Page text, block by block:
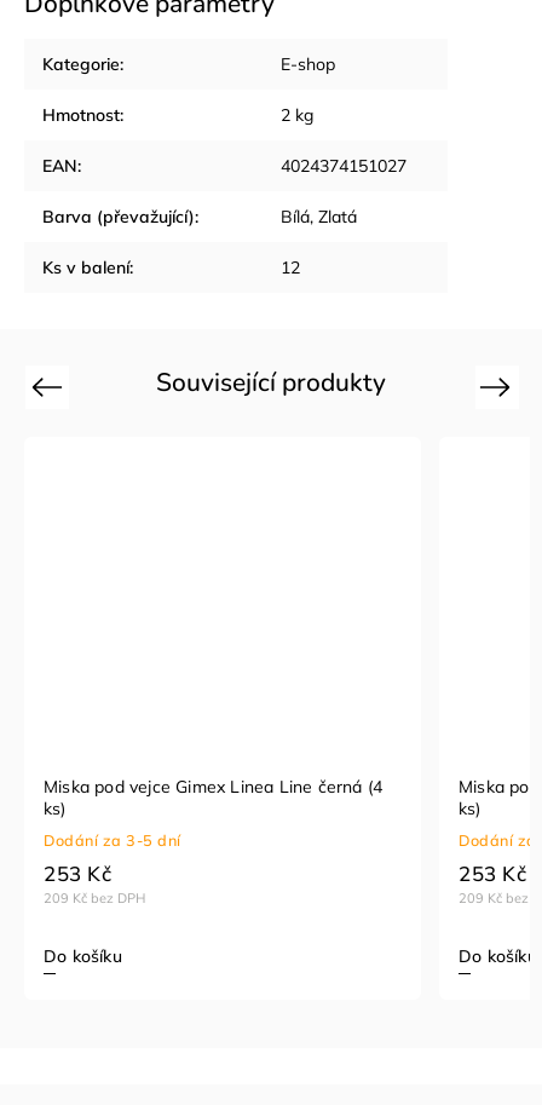
Kategorie: E-shop
Hmotnost: 2 kg
EAN: 4024374151027
Barva (převažující): Bílá, Zlatá
Ks v balení: 12
Související produkty
Previous
Miska pod vejce Gimex Linea Line černá (4
ks)
Dodání za 3-5 dní
209 Kč bez DPH
253 Kč
Do košíku
Miska
ks)
Dodání
209 Kč bez
253 Kč
Do košíku
Next